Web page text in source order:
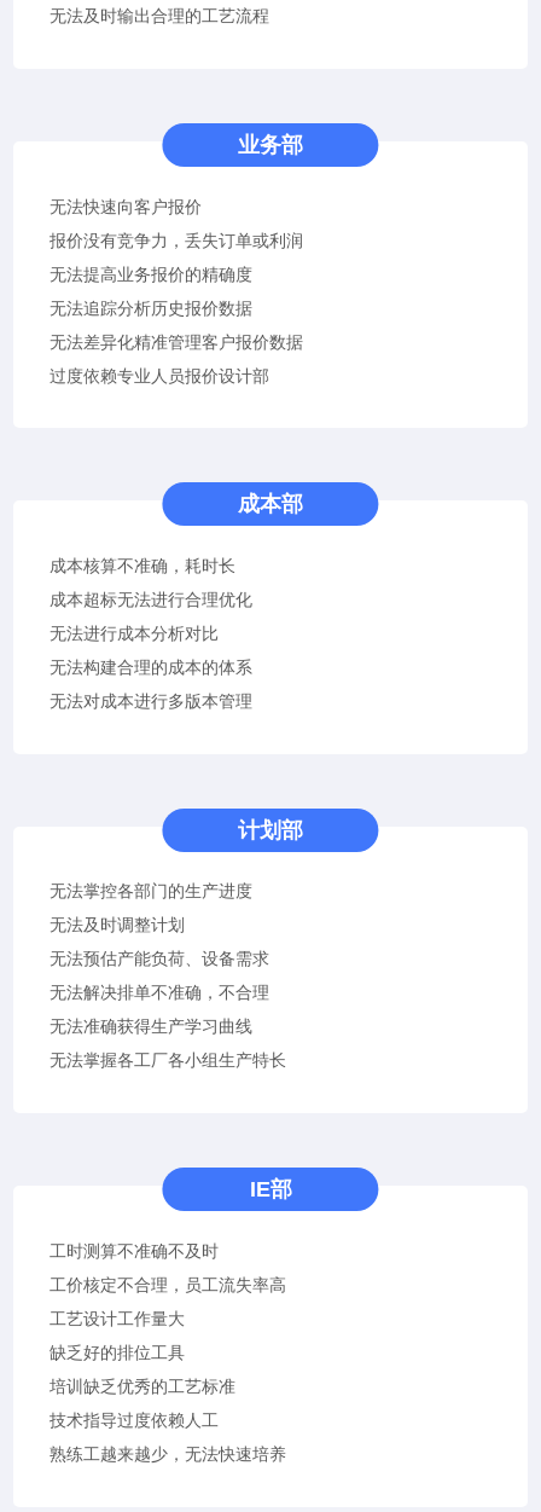
无法及时输出合理的工艺流程
业务部
无法快速向客户报价
报价没有竞争力，丢失订单或利润
无法提高业务报价的精确度
无法追踪分析历史报价数据
无法差异化精准管理客户报价数据
过度依赖专业人员报价设计部
成本部
成本核算不准确，耗时长
成本超标无法进行合理优化
无法进行成本分析对比
无法构建合理的成本的体系
无法对成本进行多版本管理
计划部
无法掌控各部门的生产进度
无法及时调整计划
无法预估产能负荷、设备需求
无法解决排单不准确，不合理
无法准确获得生产学习曲线
无法掌握各工厂各小组生产特长
IE部
工时测算不准确不及时
工价核定不合理，员工流失率高
工艺设计工作量大
缺乏好的排位工具
培训缺乏优秀的工艺标准
技术指导过度依赖人工
熟练工越来越少，无法快速培养